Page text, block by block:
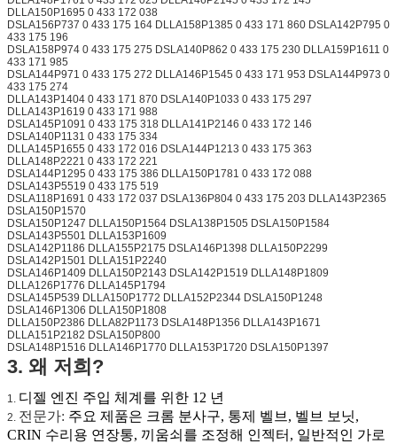
DLLA150P1695 0 433 172 038
DSLA156P737 0 433 175 164 DLLA158P1385 0 433 171 860 DSLA142P795 0
433 175 196
DSLA158P974 0 433 175 275 DSLA140P862 0 433 175 230 DLLA159P1611 0
433 171 985
DSLA144P971 0 433 175 272 DLLA146P1545 0 433 171 953 DSLA144P973 0
433 175 274
DLLA143P1404 0 433 171 870 DSLA140P1033 0 433 175 297
DLLA143P1619 0 433 171 988
DSLA145P1091 0 433 175 318 DLLA141P2146 0 433 172 146
DSLA140P1131 0 433 175 334
DLLA145P1655 0 433 172 016 DSLA144P1213 0 433 175 363
DLLA148P2221 0 433 172 221
DSLA144P1295 0 433 175 386 DLLA150P1781 0 433 172 088
DSLA143P5519 0 433 175 519
DSLA118P1691 0 433 172 037 DSLA136P804 0 433 175 203 DLLA143P2365
DSLA150P1570
DSLA150P1247 DLLA150P1564 DSLA138P1505 DSLA150P1584
DSLA143P5501 DLLA153P1609
DSLA142P1186 DLLA155P2175 DSLA146P1398 DLLA150P2299
DSLA142P1501 DLLA151P2240
DSLA146P1409 DLLA150P2143 DSLA142P1519 DLLA148P1809
DLLA126P1776 DLLA145P1794
DSLA145P539 DLLA150P1772 DLLA152P2344 DSLA150P1248
DSLA146P1306 DLLA150P1808
DLLA150P2386 DLLA82P1173 DSLA148P1356 DLLA143P1671
DLLA151P2182 DSLA150P800
DSLA148P1516 DLLA146P1770 DLLA153P1720 DSLA150P1397
3. 왜 저희?
1. 디젤 엔진 주입 체계를 위한 12 년
2. 전문가: 주요 제품은 크롬 분사구, 통제 벨브, 벨브 보닛,
CRIN 수리용 연장통, 끼움쇠를 조정해 인젝터, 일반적인 가로